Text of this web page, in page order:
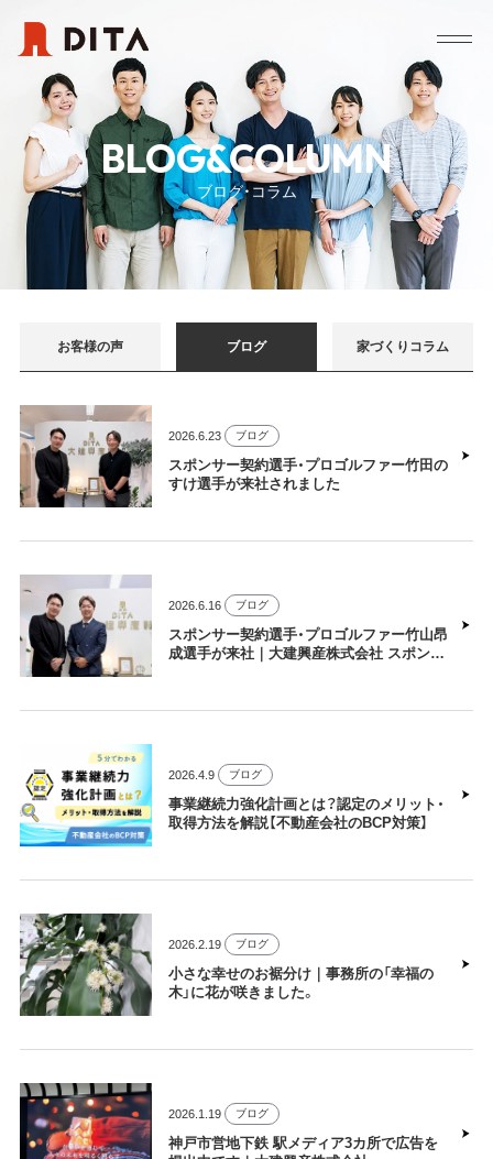
BLOG&COLUMN
ブログ・コラム
お客様の声 ブログ 家づくりコラム
2026.6.23 ブログ
スポンサー契約選手・プロゴルファー竹田の
すけ選手が来社されました
2026.6.16 ブログ
スポンサー契約選手・プロゴルファー竹山昂
成選手が来社｜大建興産株式会社 スポンサ
2026.4.9 ブログ
事業継続力強化計画とは？認定のメリット・
取得方法を解説【不動産会社のBCP対策】
2026.2.19 ブログ
小さな幸せのお裾分け｜事務所の「幸福の
木」に花が咲きました。
2026.1.19 ブログ
神戸市営地下鉄 駅メディア3カ所で広告を